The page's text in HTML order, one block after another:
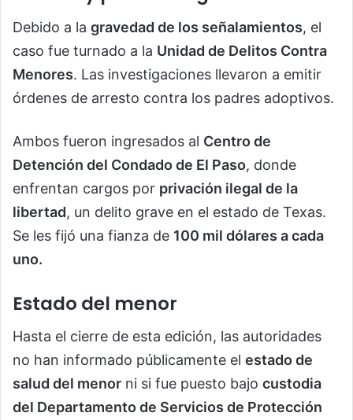
Debido a la gravedad de los señalamientos, el
caso fue turnado a la Unidad de Delitos Contra
Menores. Las investigaciones llevaron a emitir
órdenes de arresto contra los padres adoptivos.
Ambos fueron ingresados al Centro de
Detención del Condado de El Paso, donde
enfrentan cargos por privación ilegal de la
libertad, un delito grave en el estado de Texas.
Se les fijó una fianza de 100 mil dólares a cada
uno.
Estado del menor
Hasta el cierre de esta edición, las autoridades
no han informado públicamente el estado de
salud del menor ni si fue puesto bajo custodia
del Departamento de Servicios de Protección